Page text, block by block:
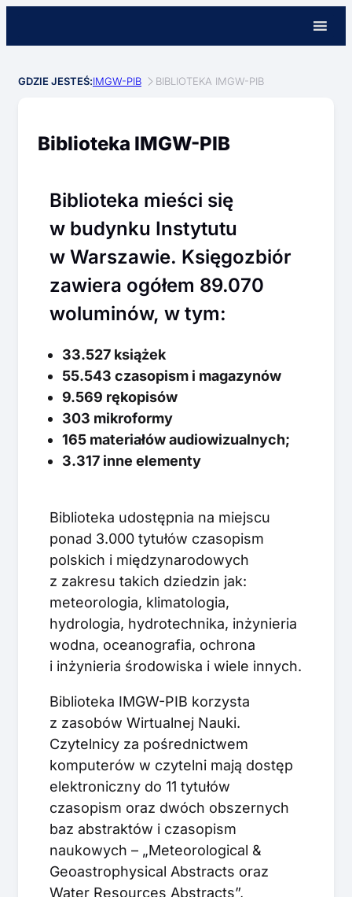
GDZIE JESTEŚ:IMGW-PIB BIBLIOTEKA IMGW-PIB
Biblioteka IMGW-PIB
Biblioteka mieści się
w budynku Instytutu
w Warszawie. Księgozbiór
zawiera ogółem 89.070
woluminów, w tym:
33.527 książek
55.543 czasopism i magazynów
9.569 rękopisów
303 mikroformy
165 materiałów audiowizualnych;
3.317 inne elementy
Biblioteka udostępnia na miejscu
ponad 3.000 tytułów czasopism
polskich i międzynarodowych
z zakresu takich dziedzin jak:
meteorologia, klimatologia,
hydrologia, hydrotechnika, inżynieria
wodna, oceanografia, ochrona
i inżynieria środowiska i wiele innych.
Biblioteka IMGW-PIB korzysta
z zasobów Wirtualnej Nauki.
Czytelnicy za pośrednictwem
komputerów w czytelni mają dostęp
elektroniczny do 11 tytułów
czasopism oraz dwóch obszernych
baz abstraktów i czasopism
naukowych – „Meteorological &
Geoastrophysical Abstracts oraz
Water Resources Abstracts”,